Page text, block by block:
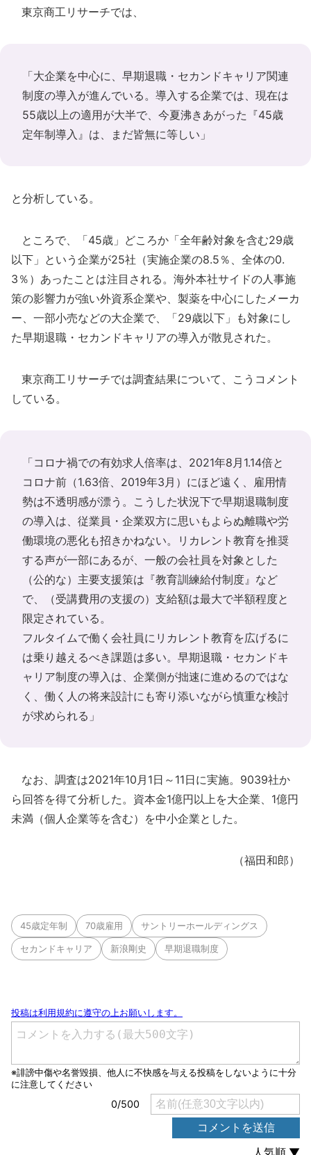
東京商工リサーチでは、
「大企業を中心に、早期退職・セカンドキャリア関連
制度の導入が進んでいる。導入する企業では、現在は
55歳以上の適用が大半で、今夏沸きあがった『45歳
定年制導入』は、まだ皆無に等しい」
と分析している。
ところで、「45歳」どころか「全年齢対象を含む29歳
以下」という企業が25社（実施企業の8.5％、全体の0.
3％）あったことは注目される。海外本社サイドの人事施
策の影響力が強い外資系企業や、製薬を中心にしたメーカ
ー、一部小売などの大企業で、「29歳以下」も対象にし
た早期退職・セカンドキャリアの導入が散見された。
東京商工リサーチでは調査結果について、こうコメント
している。
「コロナ禍での有効求人倍率は、2021年8月1.14倍と
コロナ前（1.63倍、2019年3月）にほど遠く、雇用情
勢は不透明感が漂う。こうした状況下で早期退職制度
の導入は、従業員・企業双方に思いもよらぬ離職や労
働環境の悪化も招きかねない。リカレント教育を推奨
する声が一部にあるが、一般の会社員を対象とした
（公的な）主要支援策は『教育訓練給付制度』など
で、（受講費用の支援の）支給額は最大で半額程度と
限定されている。
フルタイムで働く会社員にリカレント教育を広げるに
は乗り越えるべき課題は多い。早期退職・セカンドキ
ャリア制度の導入は、企業側が拙速に進めるのではな
く、働く人の将来設計にも寄り添いながら慎重な検討
が求められる」
なお、調査は2021年10月1日～11日に実施。9039社か
ら回答を得て分析した。資本金1億円以上を大企業、1億円
未満（個人企業等を含む）を中小企業とした。
（福田和郎）
45歳定年制 70歳雇用 サントリーホールディングス
セカンドキャリア 新浪剛史 早期退職制度